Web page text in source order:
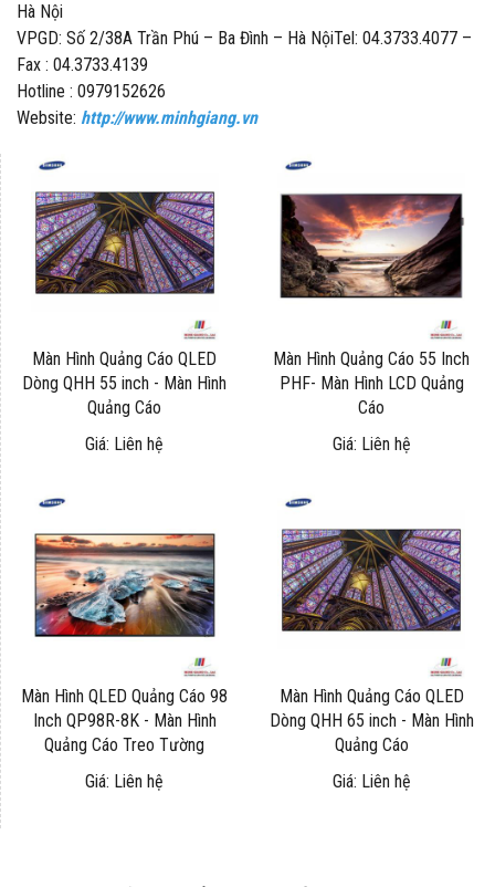
Hà Nội
VPGD: Số 2/38A Trần Phú – Ba Đình – Hà NộiTel: 04.3733.4077 –
Fax : 04.3733.4139
Hotline : 0979152626
Website: http://www.minhgiang.vn
Màn Hình Quảng Cáo QLED
Dòng QHH 55 inch - Màn Hình
Quảng Cáo
Giá: Liên hệ
Màn Hình Quảng Cáo 55 Inch
PHF- Màn Hình LCD Quảng
Cáo
Giá: Liên hệ
Màn Hình QLED Quảng Cáo 98
Inch QP98R-8K - Màn Hình
Quảng Cáo Treo Tường
Giá: Liên hệ
Màn Hình Quảng Cáo QLED
Dòng QHH 65 inch - Màn Hình
Quảng Cáo
Giá: Liên hệ